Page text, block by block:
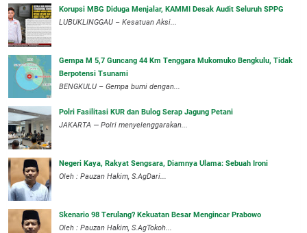
Korupsi MBG Diduga Menjalar, KAMMI Desak Audit Seluruh SPPG
‎LUBUKLINGGAU – Kesatuan Aksi...
Gempa M 5,7 Guncang 44 Km Tenggara Mukomuko Bengkulu, Tidak
Berpotensi Tsunami
BENGKULU – Gempa bumi dengan...
Polri Fasilitasi KUR dan Bulog Serap Jagung Petani
JAKARTA — Polri menyelenggarakan...
Negeri Kaya, Rakyat Sengsara, Diamnya Ulama: Sebuah Ironi
Oleh : Pauzan Hakim, S.AgDari...
Skenario 98 Terulang? Kekuatan Besar Mengincar Prabowo
Oleh : Pauzan Hakim, S.AgTokoh...